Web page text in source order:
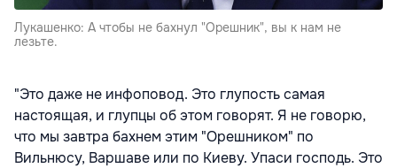
Лукашенко: А чтобы не бахнул "Орешник", вы к нам не
лезьте.
"Это даже не инфоповод. Это глупость самая
настоящая, и глупцы об этом говорят. Я не говорю,
что мы завтра бахнем этим "Орешником" по
Вильнюсу, Варшаве или по Киеву. Упаси господь. Это